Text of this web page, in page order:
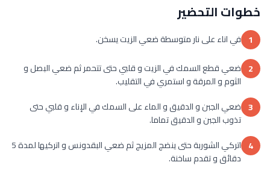
خطوات التحضير
1 في اناء على نار متوسطة ضعي الزيت يسخن.
2 ضعي قطع السمك في الزيت و قلبي حتى تتحمر ثم ضعي البصل و
الثوم و المرقة و استمري في التقليب.
3 ضعي الجبن و الدقيق و الماء على السمك في الإناء و قلبي حتى
تذوب الجبن و الدقيق تماما.
4
اتركي الشوربة حتى ينضج المزيج ثم ضعي البقدونس و اتركيها لمدة 5
دقائق و تقدم ساخنة.